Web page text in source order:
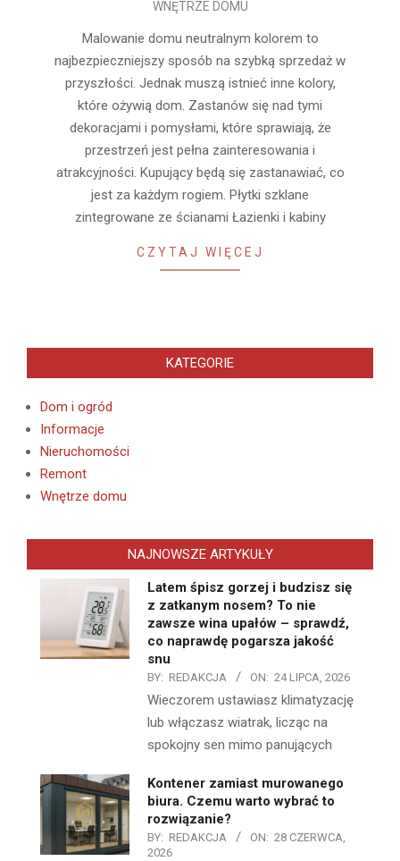
WNĘTRZE DOMU
Malowanie domu neutralnym kolorem to
najbezpieczniejszy sposób na szybką sprzedaż w
przyszłości. Jednak muszą istnieć inne kolory,
które ożywią dom. Zastanów się nad tymi
dekoracjami i pomysłami, które sprawiają, że
przestrzeń jest pełna zainteresowania i
atrakcyjności. Kupujący będą się zastanawiać, co
jest za każdym rogiem. Płytki szklane
zintegrowane ze ścianami Łazienki i kabiny
CZYTAJ WIĘCEJ
KATEGORIE
Dom i ogród
Informacje
Nieruchomości
Remont
Wnętrze domu
NAJNOWSZE ARTYKUŁY
Latem śpisz gorzej i budzisz się
z zatkanym nosem? To nie
zawsze wina upałów – sprawdź,
co naprawdę pogarsza jakość
snu
BY: REDAKCJA ON: 24 LIPCA, 2026
Wieczorem ustawiasz klimatyzację
lub włączasz wiatrak, licząc na
spokojny sen mimo panujących
Kontener zamiast murowanego
biura. Czemu warto wybrać to
rozwiązanie?
BY: REDAKCJA ON: 28 CZERWCA,
2026